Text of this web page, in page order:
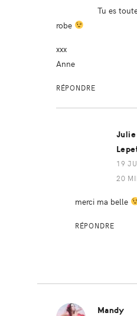
Tu es
robe
xxx
Anne
RÉPONDRE
Julie
19
20
merci ma belle
RÉPONDRE
Mandy